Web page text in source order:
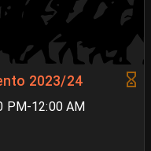
2023/24
PM-12:00 AM